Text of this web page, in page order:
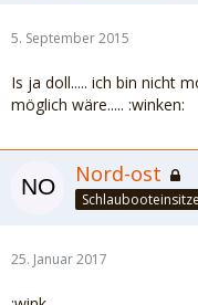
5. September 2015
Is ja doll..... ich bin nicht
möglich wäre..... :winken:
Nord-ost
25. Januar 2017